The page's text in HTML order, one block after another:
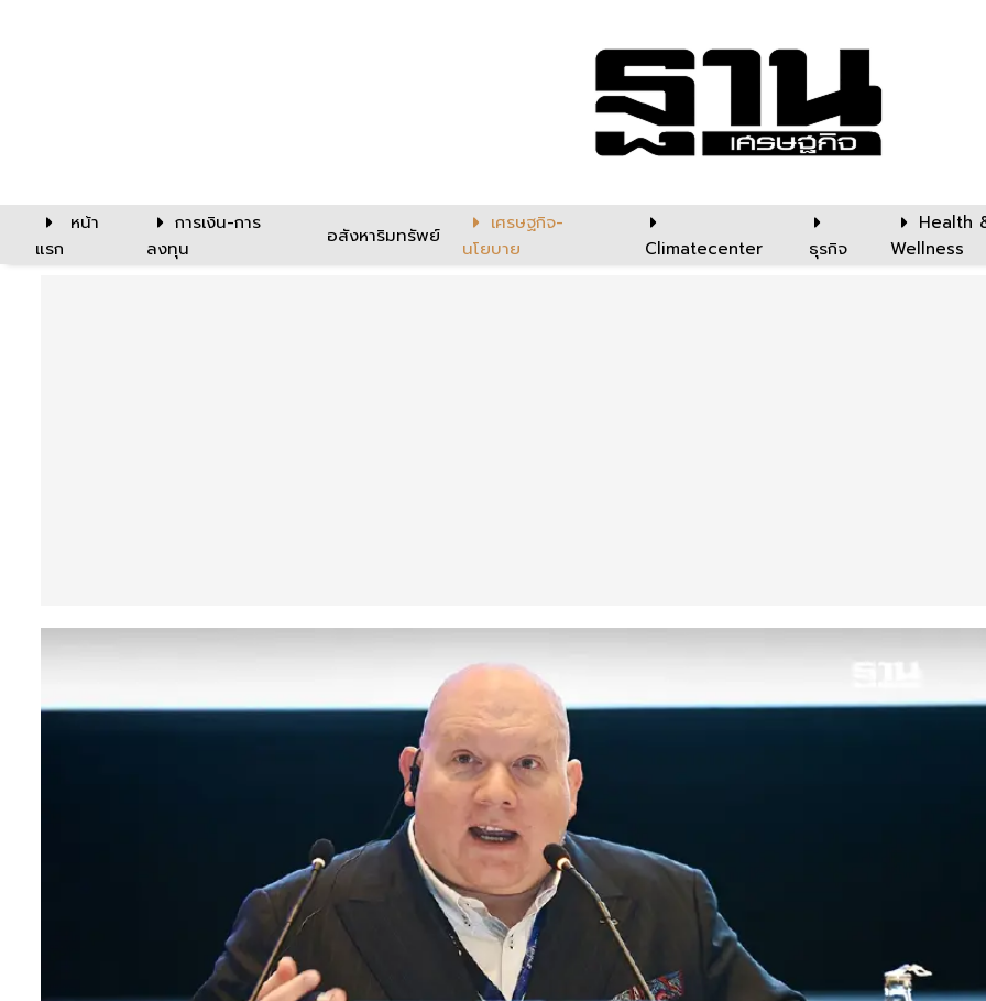
หน้า
แรก
การเงิน-การ
ลงทุน
อสังหาริมทรัพย์
เศรษฐกิจ-
นโยบาย
Climatecenter ธุรกิจ
Health
Wellness